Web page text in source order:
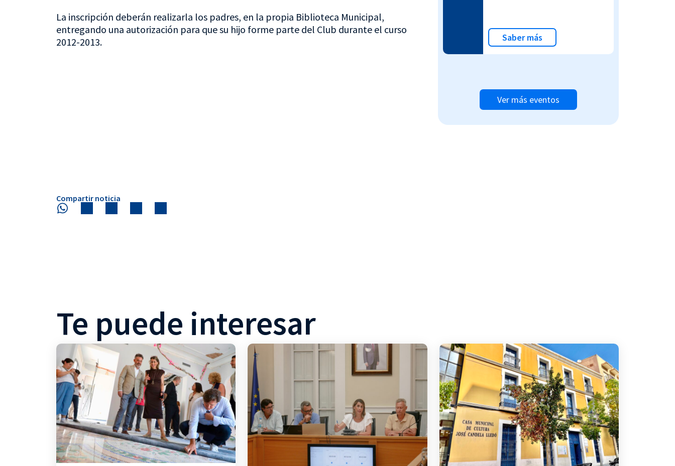
La inscripción deberán realizarla los padres, en la propia Biblioteca Municipal,
entregando una autorización para que su hijo forme parte del Club durante el curso
2012-2013.
Saber más
Ver más eventos
Compartir noticia
Te puede interesar